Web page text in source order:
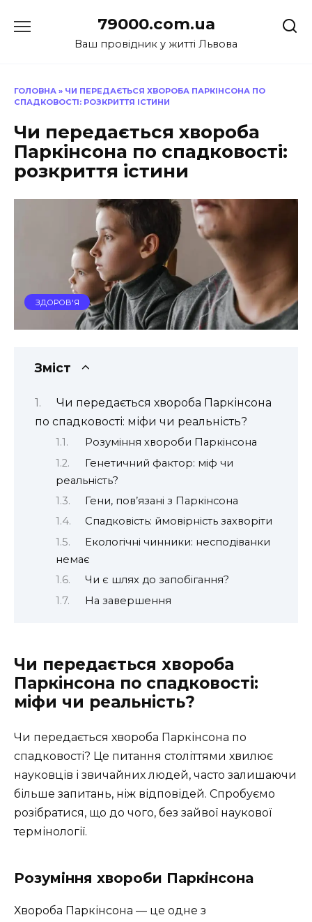
до
79000.com.ua
Ваш провідник у житті Львова
ГОЛОВНА » ЧИ ПЕРЕДАЄТЬСЯ ХВОРОБА ПАРКІНСОНА ПО
СПАДКОВОСТІ: РОЗКРИТТЯ ІСТИНИ
Чи передається хвороба
Паркінсона по спадковості:
розкриття істини
ЗДОРОВ'Я
Зміст
Чи передається хвороба Паркінсона
по спадковості: міфи чи реальність?
Розуміння хвороби Паркінсона
Генетичний фактор: міф чи
реальність?
Гени, пов’язані з Паркінсона
Спадковість: ймовірність захворіти
Екологічні чинники: несподіванки
немає
Чи є шлях до запобігання?
На завершення
Чи передається хвороба
Паркінсона по спадковості:
міфи чи реальність?
Чи передається хвороба Паркінсона по
спадковості? Це питання століттями хвилює
науковців і звичайних людей, часто залишаючи
більше запитань, ніж відповідей. Спробуємо
розібратися, що до чого, без зайвої наукової
термінології.
Розуміння хвороби Паркінсона
Хвороба Паркінсона — це одне з